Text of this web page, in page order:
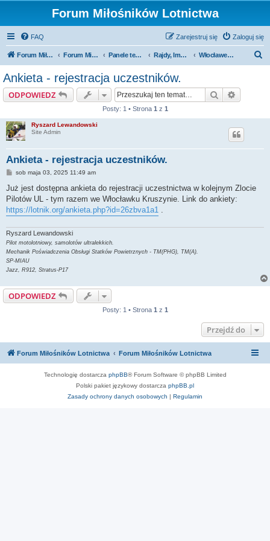
Forum Miłośników Lotnictwa
FAQ Zaloguj się
Zarejestruj się
Forum Miłośników Lotnictwa Forum Miłośników Lotnictwa Panele tematyczne Rajdy, Imprezy, wydarzenia, festyny Włocławek Kruszyn 2025 - Spotkanie pilotów UL.
Ankieta - rejestracja uczestników.
ODPOWIEDZ Szukaj
Posty: 1 • Strona 1 z 1
Ryszard Lewandowski
Site Admin
Ankieta - rejestracja uczestników.
P
s
sob maja 03, 2025 11:49 am
Już jest dostępna ankieta do rejestracji uczestnictwa w kolejnym Zlocie
Pilotów UL - tym razem we Włocławku Kruszynie. Link do ankiety:
https://lotnik.org/ankieta.php?id=26zbva1a1 .
Ryszard Lewandowski
Pilot motolotniowy, samolotów ultralekkich.
Mechanik Poświadczenia Obsługi Statków Powietrznych - TM(PHG), TM(A).
SP-MIAU
Jazz, R912, Stratus-P17
ODPOWIEDZ
Posty: 1 • Strona 1 z 1
Przejdź do
Forum Miłośników Lotnictwa Forum Miłośników Lotnictwa
Technologię dostarcza phpBB® Forum Software © phpBB Limited
Polski pakiet językowy dostarcza phpBB.pl
Zasady ochrony danych osobowych | Regulamin